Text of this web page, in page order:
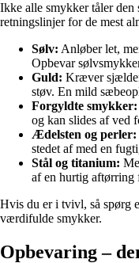
Ikke alle smykker tåler den
retningslinjer for de mest
Sølv: Anløber let,
Opbevar
Guld: Kræver
støv. En mild
Forgyldte smykker:
og kan slides af ved
Ædelsten og perler:
stedet af med en
Stål og titanium:
af en hurtig aftørring
Hvis du er i tvivl, så spørg
værdifulde smykker.
Opbevaring –